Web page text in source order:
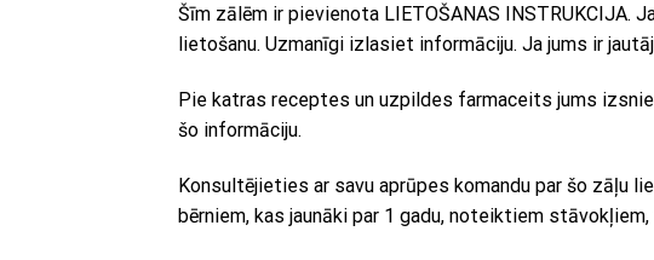
Šīm zālēm ir pievienota LIETOŠANAS INSTRUKCIJA.
lietošanu. Uzmanīgi izlasiet informāciju. Ja jums ir
Pie katras receptes un uzpildes farmaceits jums
šo informāciju.
Konsultējieties ar savu aprūpes komandu par šo zāļu
bērniem, kas jaunāki par 1 gadu, noteiktiem